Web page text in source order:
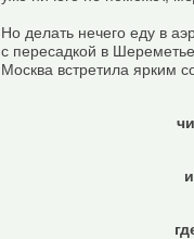
Но делать нечего еду в
с пересадкой в
Москва встретила ярким